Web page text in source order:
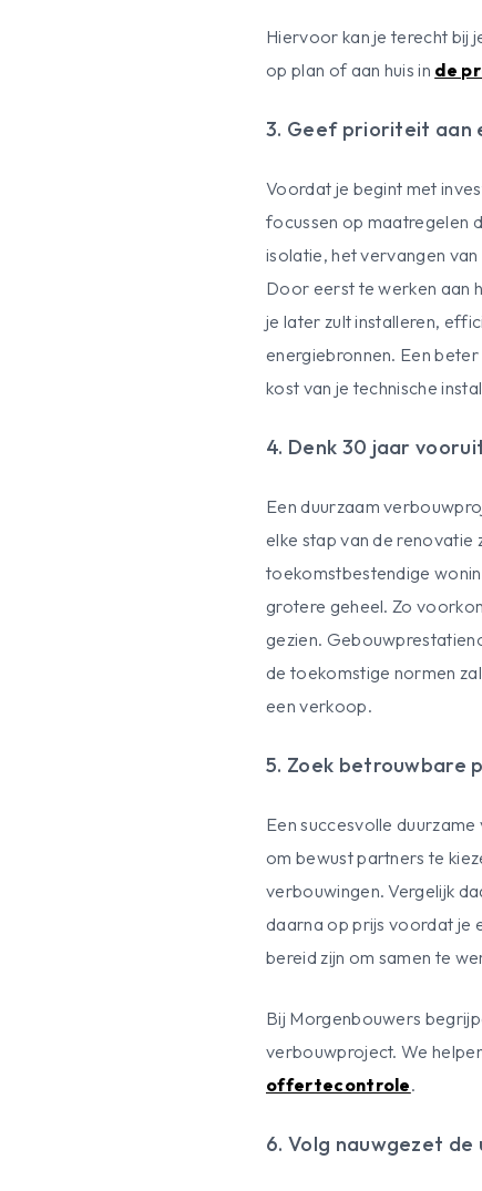
Hiervoor kan je terecht bij
op plan of aan huis in de
3. Geef prioriteit aan
Voordat je begint met
focussen op maatregelen
isolatie, het vervangen
Door eerst te werken aan
je later zult installeren,
energiebronnen. Een
kost van je technische
4. Denk 30 jaar
Een duurzaam
elke stap van de renovatie
toekomstbestendige
grotere geheel. Zo
gezien.
de toekomstige normen
een verkoop.
5. Zoek betrouwbare
Een succesvolle
om bewust partners te
verbouwingen. Vergelijk
daarna op prijs voordat je
bereid zijn om samen te
Bij Morgenbouwers
verbouwproject. We
offertecontrole.
6. Volg nauwgezet